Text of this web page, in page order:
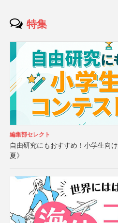
特集
編集部セレクト
自由研究にもおすすめ！小学生向
夏》